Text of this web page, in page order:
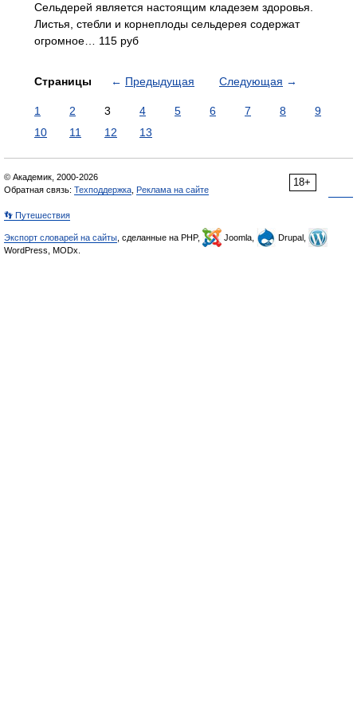
Сельдерей является настоящим кладезем здоровья.
Листья, стебли и корнеплоды сельдерея содержат
огромное… 115 руб
Страницы ← Предыдущая Следующая →
1 2 3 4 5 6 7 8
9
10
11 12 13
18+
© Академик, 2000-2026
Обратная связь: Техподдержка Реклама на сайте
👣 Путешествия
Экспорт словарей на сайты , сделанные на PHP, Joomla,
Drupal,
WordPress, MODx.